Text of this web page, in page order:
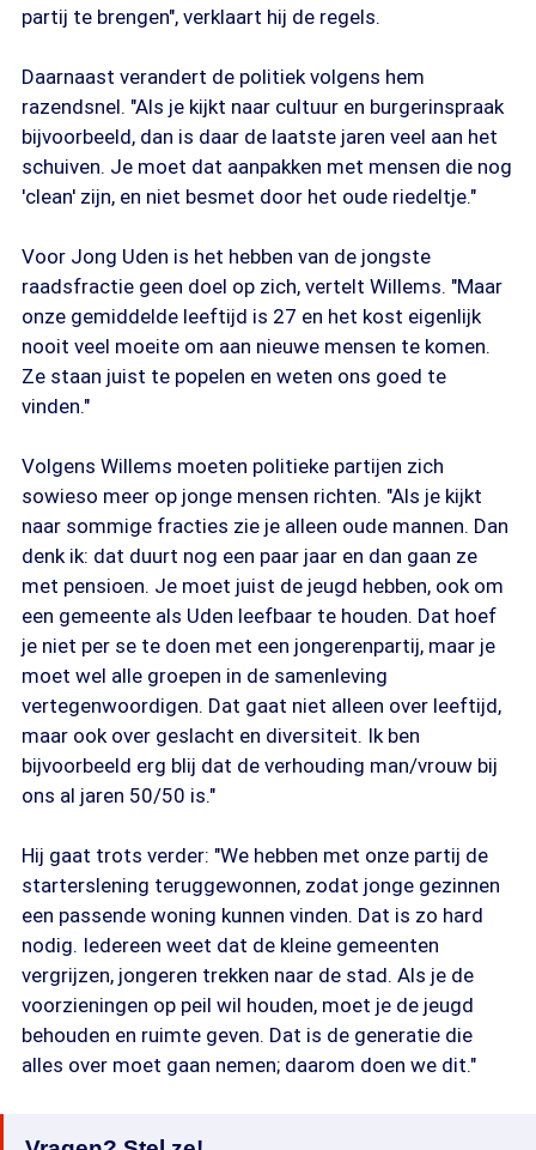
partij te brengen", verklaart hij de regels.
Daarnaast verandert de politiek volgens hem
razendsnel. "Als je kijkt naar cultuur en burgerinspraak
bijvoorbeeld, dan is daar de laatste jaren veel aan het
schuiven. Je moet dat aanpakken met mensen die nog
'clean' zijn, en niet besmet door het oude riedeltje."
Voor Jong Uden is het hebben van de jongste
raadsfractie geen doel op zich, vertelt Willems. "Maar
onze gemiddelde leeftijd is 27 en het kost eigenlijk
nooit veel moeite om aan nieuwe mensen te komen.
Ze staan juist te popelen en weten ons goed te
vinden."
Volgens Willems moeten politieke partijen zich
sowieso meer op jonge mensen richten. "Als je kijkt
naar sommige fracties zie je alleen oude mannen. Dan
denk ik: dat duurt nog een paar jaar en dan gaan ze
met pensioen. Je moet juist de jeugd hebben, ook om
een gemeente als Uden leefbaar te houden. Dat hoef
je niet per se te doen met een jongerenpartij, maar je
moet wel alle groepen in de samenleving
vertegenwoordigen. Dat gaat niet alleen over leeftijd,
maar ook over geslacht en diversiteit. Ik ben
bijvoorbeeld erg blij dat de verhouding man/vrouw bij
ons al jaren 50/50 is."
Hij gaat trots verder: "We hebben met onze partij de
starterslening teruggewonnen, zodat jonge gezinnen
een passende woning kunnen vinden. Dat is zo hard
nodig. Iedereen weet dat de kleine gemeenten
vergrijzen, jongeren trekken naar de stad. Als je de
voorzieningen op peil wil houden, moet je de jeugd
behouden en ruimte geven. Dat is de generatie die
alles over moet gaan nemen; daarom doen we dit."